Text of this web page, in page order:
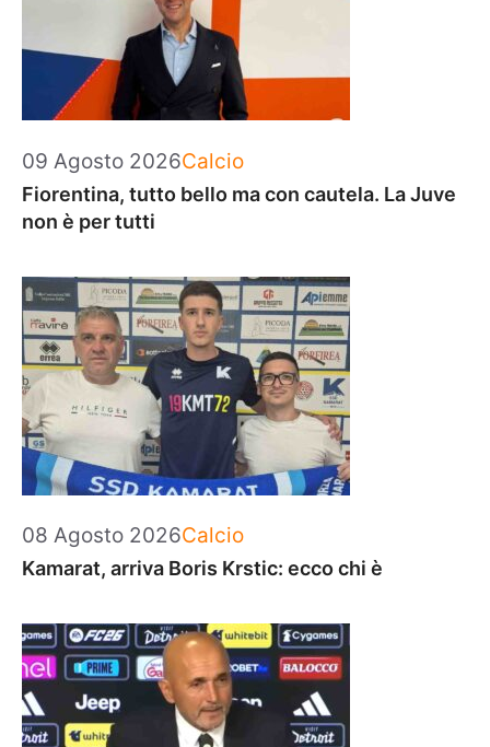
09 Agosto 2026Categorie
Calcio
Fiorentina, tutto bello ma con cautela. La Juve
non è per tutti
08 Agosto 2026Categorie
Calcio
Kamarat, arriva Boris Krstic: ecco chi è